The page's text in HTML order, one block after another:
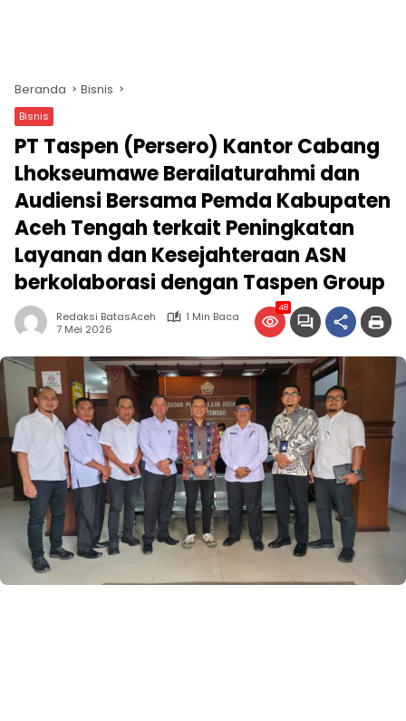
Beranda Bisnis
Bisnis
PT Taspen (Persero) Kantor Cabang
Lhokseumawe Berailaturahmi dan
Audiensi Bersama Pemda Kabupaten
Aceh Tengah terkait Peningkatan
Layanan dan Kesejahteraan ASN
berkolaborasi dengan Taspen Group
Redaksi BatasAceh
1 Min Baca
7 Mei 2026
48